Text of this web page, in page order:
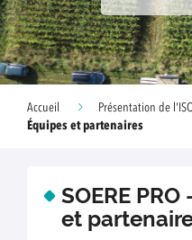
Accueil
Présentation de l'ISC
Équipes et partenaires
SOERE
et